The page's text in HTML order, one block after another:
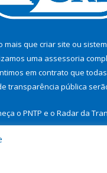
mais que criar site ou
uma assessoria
em contrato que
transparência pública
o PNTP e o Radar da